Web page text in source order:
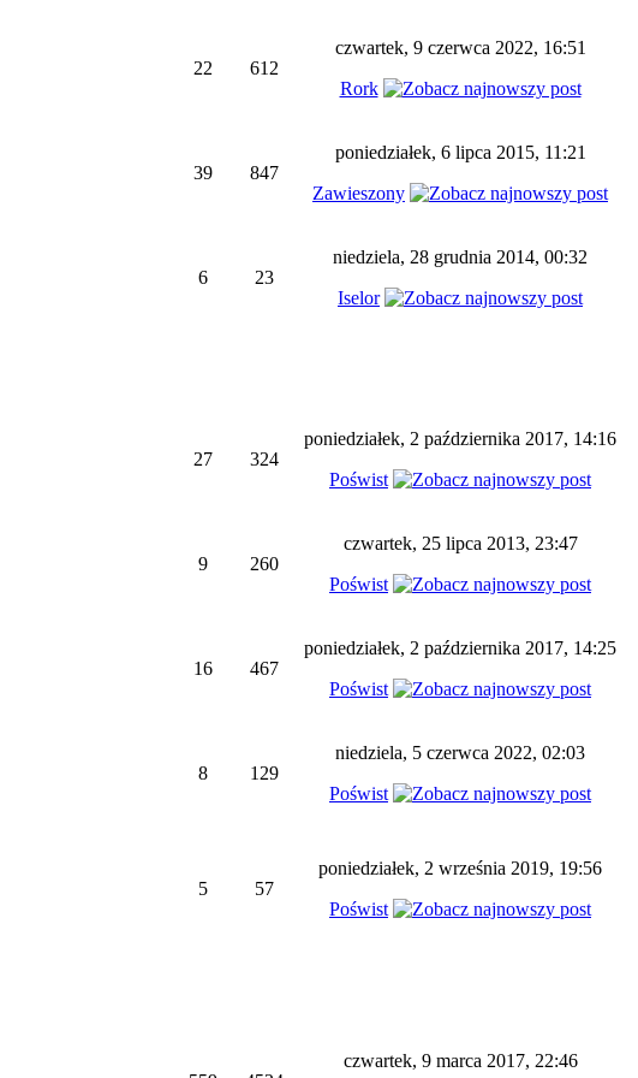
22 612
czwartek, 9 czerwca 2022, 16:51
Rork
39 847
poniedziałek, 6 lipca 2015, 11:21
Zawieszony
6 23
niedziela, 28 grudnia 2014, 00:32
Iselor
27 324
poniedziałek, 2 października 2017, 14:16
Poświst
9 260
czwartek, 25 lipca 2013, 23:47
Poświst
16 467
poniedziałek, 2 października 2017, 14:25
Poświst
8 129
niedziela, 5 czerwca 2022, 02:03
Poświst
5 57
poniedziałek, 2 września 2019, 19:56
Poświst
czwartek, 9 marca 2017, 22:46